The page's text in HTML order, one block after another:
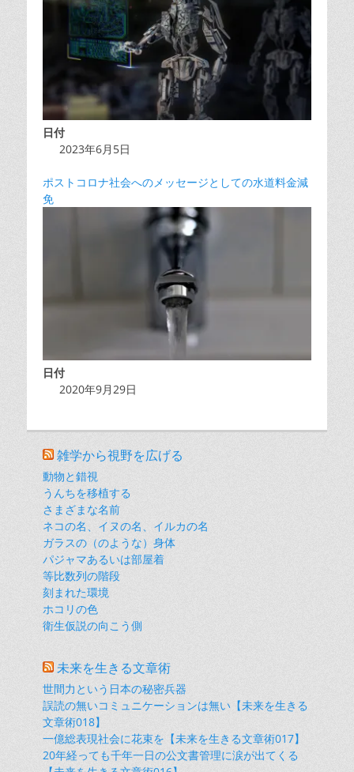
日付
2023年6月5日
ポストコロナ社会へのメッセージとしての水道料金減
免
日付
2020年9月29日
雑学から視野を広げる
動物と錯視
うんちを移植する
さまざまな名前
ネコの名、イヌの名、イルカの名
ガラスの（のような）身体
パジャマあるいは部屋着
等比数列の階段
刻まれた環境
ホコリの色
衛生仮説の向こう側
未来を生きる文章術
世間力という日本の秘密兵器
誤読の無いコミュニケーションは無い【未来を生きる
文章術018】
一億総表現社会に花束を【未来を生きる文章術017】
20年経っても千年一日の公文書管理に涙が出てくる